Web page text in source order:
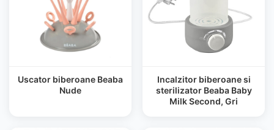
Uscator biberoane Beaba
Nude
Incalzitor biberoane si
sterilizator Beaba Baby
Milk Second, Gri